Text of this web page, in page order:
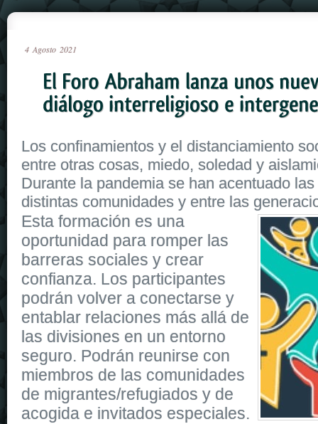
4 Agosto 2021
Los confinamientos y el distanciamiento
entre otras cosas, miedo, soledad y
Durante la pandemia se han acentuado
distintas comunidades y entre las
The Avenger Automaticreplica breitling uk
be water-resistant and can withstand high-pressure
environments, so it has a water-resistant rating of
300 meters.
Esta formación es una
oportunidad para romper las
barreras sociales y crear
confianza. Los participantes
podrán volver a conectarse y
entablar relaciones más allá de
las divisiones en un entorno
seguro. Podrán reunirse con
miembros de las comunidades
de migrantes/refugiados y de
acogida e invitados especiales.